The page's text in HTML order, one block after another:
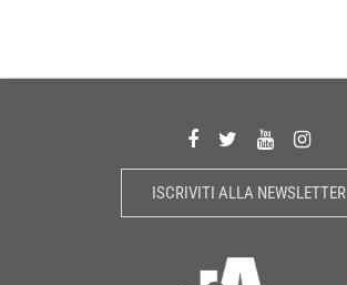
ISCRIVITI ALLA NEWSLETTER